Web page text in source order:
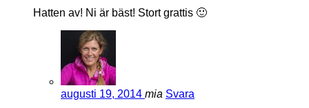
Hatten av! Ni är bäst! Stort grattis 🙂
augusti 19, 2014 mia Svara